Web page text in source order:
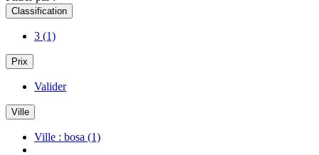
Classification
3 (1)
Prix
Valider
Ville
Ville : bosa (1)